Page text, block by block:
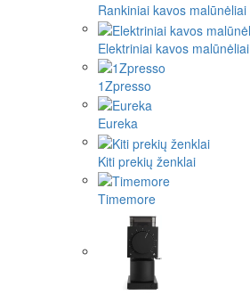
Rankiniai kavos malūnėliai
Elektriniai kavos malūnėliai
1Zpresso
Eureka
Kiti prekių ženklai
Timemore